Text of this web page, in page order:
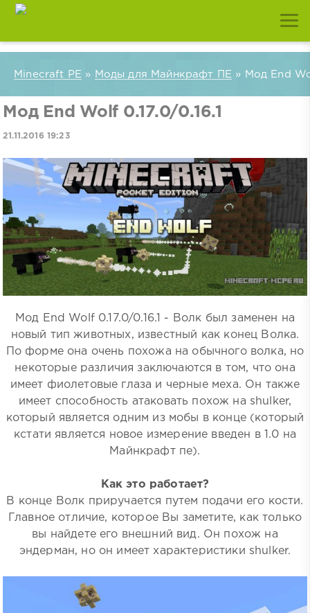
Minecraft PE » Моды для Майнкрафт ПЕ » Мод End
Мод End Wolf 0.17.0/0.16.1
21.11.2016 19:23
Мод End Wolf 0.17.0/0.16.1 - Волк был заменен на
новый тип животных, известный как конец Волка.
По форме она очень похожа на обычного волка, но
некоторые различия заключаются в том, что она
имеет фиолетовые глаза и черные меха. Он также
имеет способность атаковать похож на shulker,
который является одним из мобы в конце (который
кстати является новое измерение введен в 1.0 на
Майнкрафт пе).
Как это работает?
В конце Волк приручается путем подачи его кости.
Главное отличие, которое Вы заметите, как только
вы найдете его внешний вид. Он похож на
эндерман, но он имеет характеристики shulker.